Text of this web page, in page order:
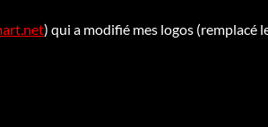
) qui a modifié mes logos (remplacé